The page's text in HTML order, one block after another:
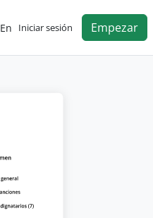
En Iniciar sesión Empezar